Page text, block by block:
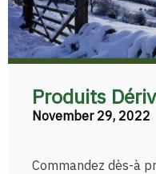
Produits
November 29, 2022
Commandez dès-à